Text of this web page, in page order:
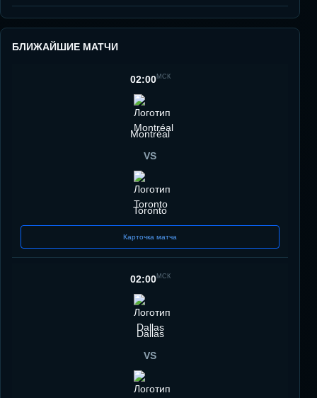
БЛИЖАЙШИЕ МАТЧИ
02:00МСК
Montréal
VS
Toronto
Карточка матча
02:00МСК
Dallas
VS